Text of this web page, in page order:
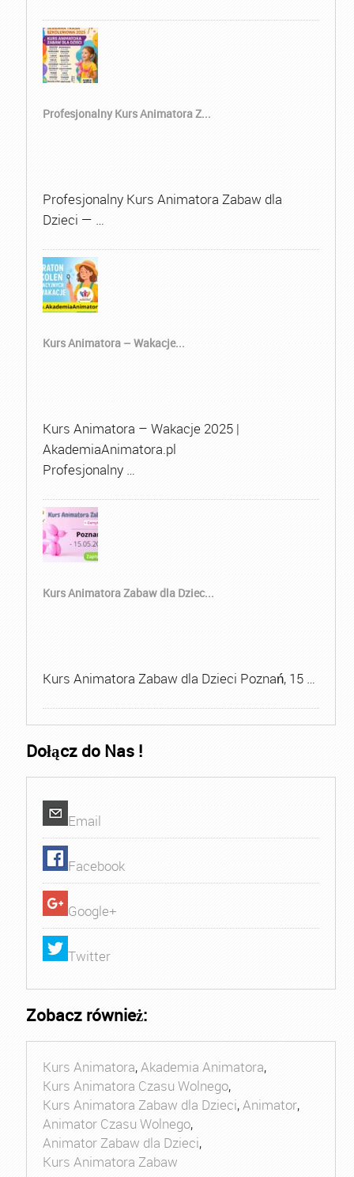
Profesjonalny Kurs Animatora Z...
Profesjonalny Kurs Animatora Zabaw dla
Dzieci — …
Kurs Animatora – Wakacje...
Kurs Animatora – Wakacje 2025 |
AkademiaAnimatora.pl
Profesjonalny …
Kurs Animatora Zabaw dla Dziec...
Kurs Animatora Zabaw dla Dzieci Poznań, 15 …
Dołącz do Nas !
Email
Facebook
Google+
Twitter
Zobacz również:
Kurs Animatora,Akademia Animatora,
Kurs Animatora Czasu Wolnego,
Kurs Animatora Zabaw dla Dzieci,Animator,
Animator Czasu Wolnego,
Animator Zabaw dla Dzieci,
Kurs Animatora Zabaw